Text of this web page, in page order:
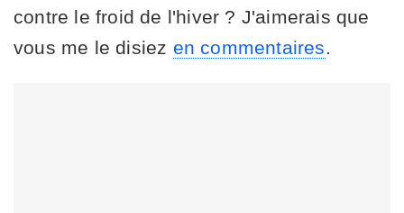
contre le froid de l'hiver ? J'aimerais que
vous me le disiez en commentaires.